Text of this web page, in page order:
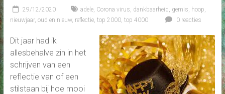
29/12/2020 adele, Corona virus dankbaarheid gemis hoop
nieuwjaar, oud en nieuw, reflectie, top 2000, top 4000 0 reacties
Dit jaar had ik
allesbehalve zin in het
schrijven van een
reflectie van of een
stilstaan bij hoe mooi